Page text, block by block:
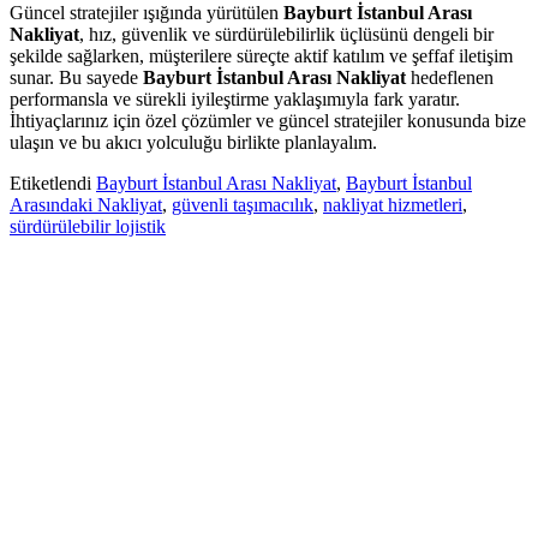
Güncel stratejiler ışığında yürütülen Bayburt İstanbul Arası
Nakliyat, hız, güvenlik ve sürdürülebilirlik üçlüsünü dengeli bir
şekilde sağlarken, müşterilere süreçte aktif katılım ve şeffaf iletişim
sunar. Bu sayede Bayburt İstanbul Arası Nakliyat hedeflenen
performansla ve sürekli iyileştirme yaklaşımıyla fark yaratır.
İhtiyaçlarınız için özel çözümler ve güncel stratejiler konusunda bize
ulaşın ve bu akıcı yolculuğu birlikte planlayalım.
Etiketlendi Bayburt İstanbul Arası Nakliyat, Bayburt İstanbul
Arasındaki Nakliyat, güvenli taşımacılık, nakliyat hizmetleri,
sürdürülebilir lojistik